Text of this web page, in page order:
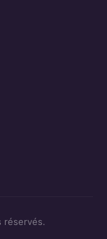
réservés.